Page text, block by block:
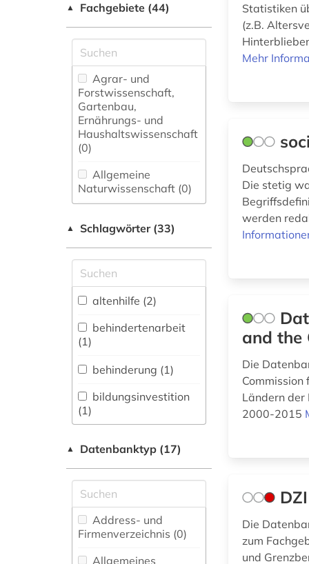
▲ Fachgebiete (44)
Agrar- und
Forstwissenschaft,
Gartenbau,
Ernährungs- und
Haushaltswissenschaft
(0)
Allgemeine
Naturwissenschaft (0)
fachübergreifende
Allgemeine und
vergleichende Sprach-
und
Literaturwissenschaft.
Indogermanistik.
Außereuropäische
Literaturen (0)
Anglistik.
Amerikanistik (0)
Vermessungswesen (0)
Biologie,
Biotechnologie (0)
Buch- und
▲ Schlagwörter (33)
altenhilfe (2)
behindertenarbeit
(1)
behinderung (1)
bildungsinvestition
(1)
entwicklungspolitik
(1)
freie
wohlfahrtspflege (1)
(1)
▲ Datenbanktyp (17)
Address- und
Firmenverzeichnis (0)
Allgemeines
Statistiken
(z.B.
Mehr
Die stetig
werden
and the
Die
Ländern der
2000-2015
Die
zum
und